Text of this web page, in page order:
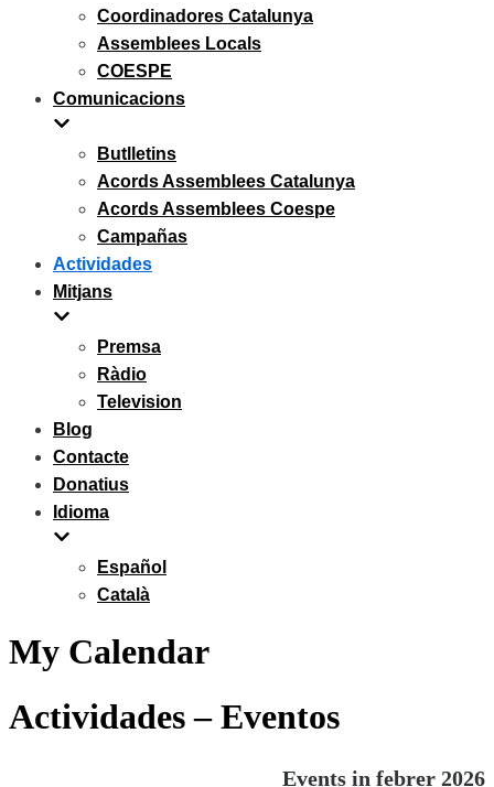
Coordinadores Catalunya
Assemblees Locals
COESPE
Comunicacions
Butlletins
Acords Assemblees Catalunya
Acords Assemblees Coespe
Campañas
Actividades
Mitjans
Premsa
Ràdio
Television
Blog
Contacte
Donatius
Idioma
Español
Català
My Calendar
Actividades – Eventos
Events in febrer 2026